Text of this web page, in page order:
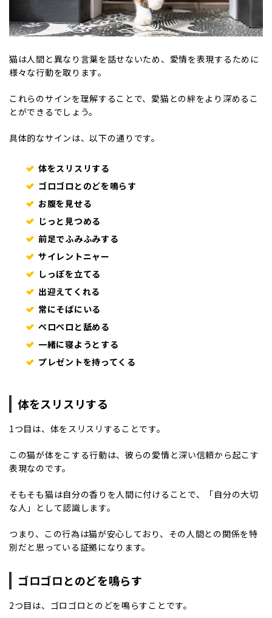
猫は人間と異なり言葉を話せないため、愛情を表現するために
様々な行動を取ります。
これらのサインを理解することで、愛猫との絆をより深めるこ
とができるでしょう。
具体的なサインは、以下の通りです。
体をスリスリする
ゴロゴロとのどを鳴らす
お腹を見せる
じっと見つめる
前足でふみふみする
サイレントニャー
しっぽを立てる
出迎えてくれる
常にそばにいる
ペロペロと舐める
一緒に寝ようとする
プレゼントを持ってくる
体をスリスリする
1つ目は、体をスリスリすることです。
この猫が体をこする行動は、彼らの愛情と深い信頼から起こす
表現なのです。
そもそも猫は自分の香りを人間に付けることで、「自分の大切
な人」として認識します。
つまり、この行為は猫が安心しており、その人間との関係を特
別だと思っている証拠になります。
ゴロゴロとのどを鳴らす
2つ目は、ゴロゴロとのどを鳴らすことです。